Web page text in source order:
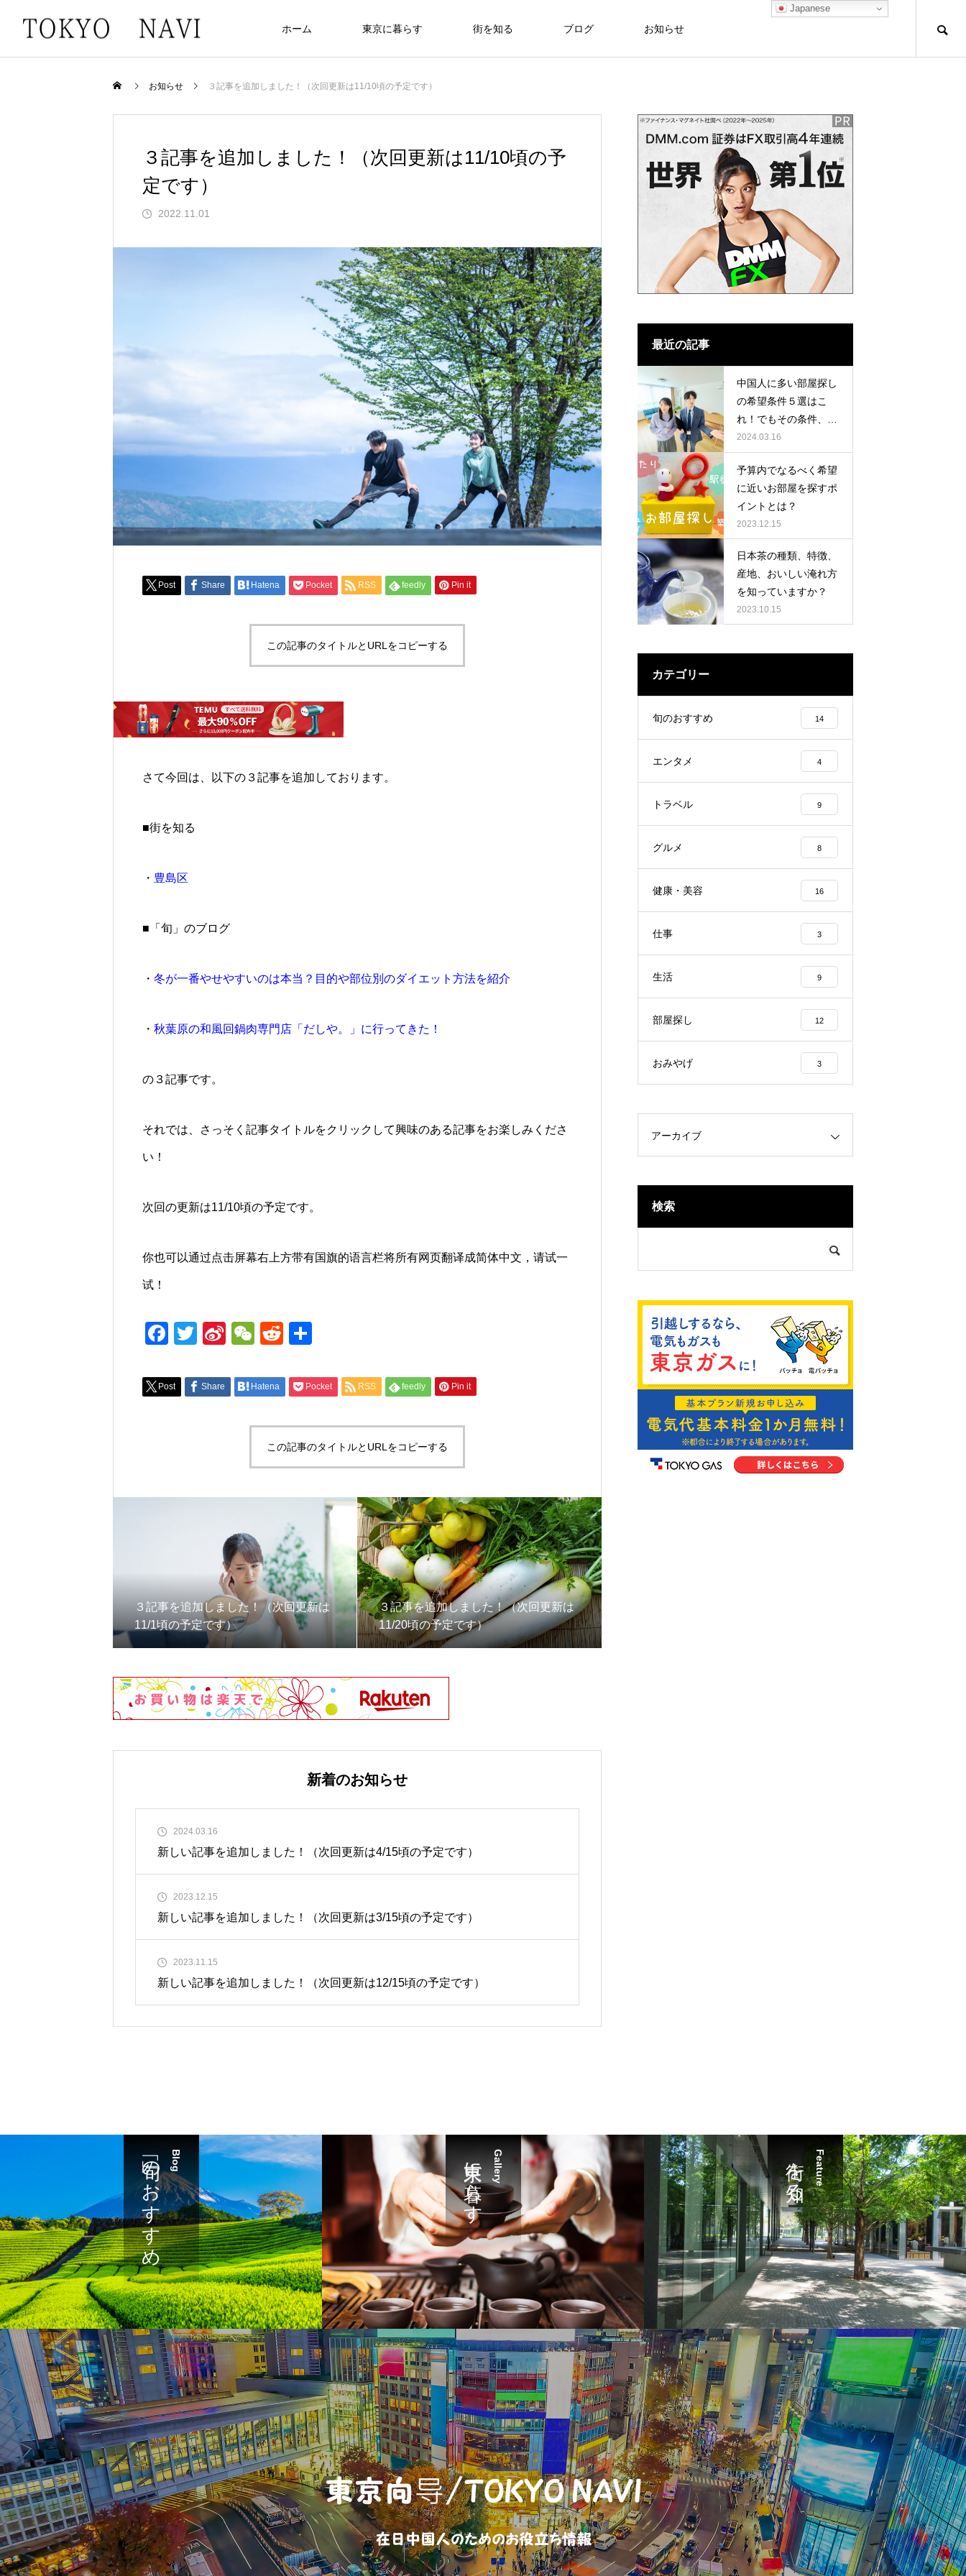
ホーム 東京に暮らす 街を知る ブログ お知らせ
お知らせ ３記事を追加しました！（次回更新は11/10頃の予定です）
３記事を追加しました！（次回更新は11/10頃の予
定です）
2022.11.01
Post Share Hatena Pocket RSS feedly Pin it
この記事のタイトルとURLをコピーする
さて今回は、以下の３記事を追加しております。
■街を知る
・ 豊島区
■「旬」のブログ
・ 冬が一番やせやすいのは本当？目的や部位別のダイエット方法を紹介
・ 秋葉原の和風回鍋肉専門店「だしや。」に行ってきた！
の３記事です。
それでは、さっそく記事タイトルをクリックして興味のある記事をお楽しみくださ
い！
次回の更新は11/10頃の予定です。
你也可以通过点击屏幕右上方带有国旗的语言栏将所有网页翻译成简体中文，请试一
试！
Facebook
Twitter
SinaWeChat
Reddit
Post Share Hatena Pocket RSS feedly Pin it
この記事のタイトルとURLをコピーする
３記事を追加しました！（次回更新は
11/1頃の予定です）
３記事を追加しました！（次回更新は
11/20頃の予定です）
新着のお知らせ
2024.03.16
新しい記事を追加しました！（次回更新は4/15頃の予定です）
2023.12.15
新しい記事を追加しました！（次回更新は3/15頃の予定です）
2023.11.15
新しい記事を追加しました！（次回更新は12/15頃の予定です）
最近の記事
中国人に多い部屋探し
の希望条件５選はこ
れ！でもその条件、も
う一度見直してみませ
んか？
2024.03.16
予算内でなるべく希望
に近いお部屋を探すポ
イントとは？
2023.12.15
日本茶の種類、特徴、
産地、おいしい淹れ方
を知っていますか？
2023.10.15
カテゴリー
旬のおすすめ 14
エンタメ 4
トラベル 9
グルメ 8
健康・美容 16
仕事 3
生活 9
部屋探し 12
おみやげ 3
アーカイブ
検索
Blog
「旬」のおすすめ Gallery
東京に暮らす Feature
街を知る
Japanese